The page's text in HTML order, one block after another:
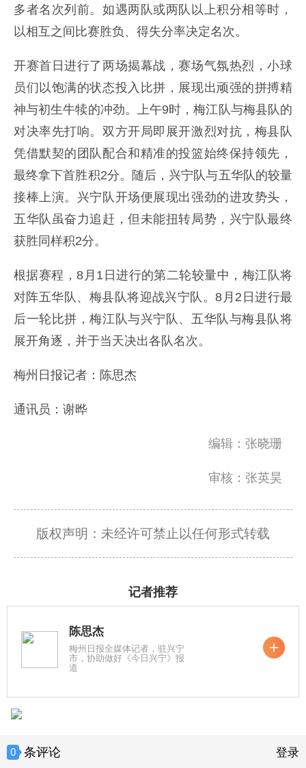
多者名次列前。如遇两队或两队以上积分相等时，
以相互之间比赛胜负、得失分率决定名次。
开赛首日进行了两场揭幕战，赛场气氛热烈，小球
员们以饱满的状态投入比拼，展现出顽强的拼搏精
神与初生牛犊的冲劲。上午9时，梅江队与梅县队的
对决率先打响。双方开局即展开激烈对抗，梅县队
凭借默契的团队配合和精准的投篮始终保持领先，
最终拿下首胜积2分。随后，兴宁队与五华队的较量
接棒上演。兴宁队开场便展现出强劲的进攻势头，
五华队虽奋力追赶，但未能扭转局势，兴宁队最终
获胜同样积2分。
根据赛程，8月1日进行的第二轮较量中，梅江队将
对阵五华队、梅县队将迎战兴宁队。8月2日进行最
后一轮比拼，梅江队与兴宁队、五华队与梅县队将
展开角逐，并于当天决出各队名次。
梅州日报记者：陈思杰
通讯员：谢晔
编辑：张晓珊
审核：张英昊
版权声明：未经许可禁止以任何形式转载
记者推荐
陈思杰
梅州日报全媒体记者，驻兴宁
市，协助做好《今日兴宁》报
道
0 条评论 登录